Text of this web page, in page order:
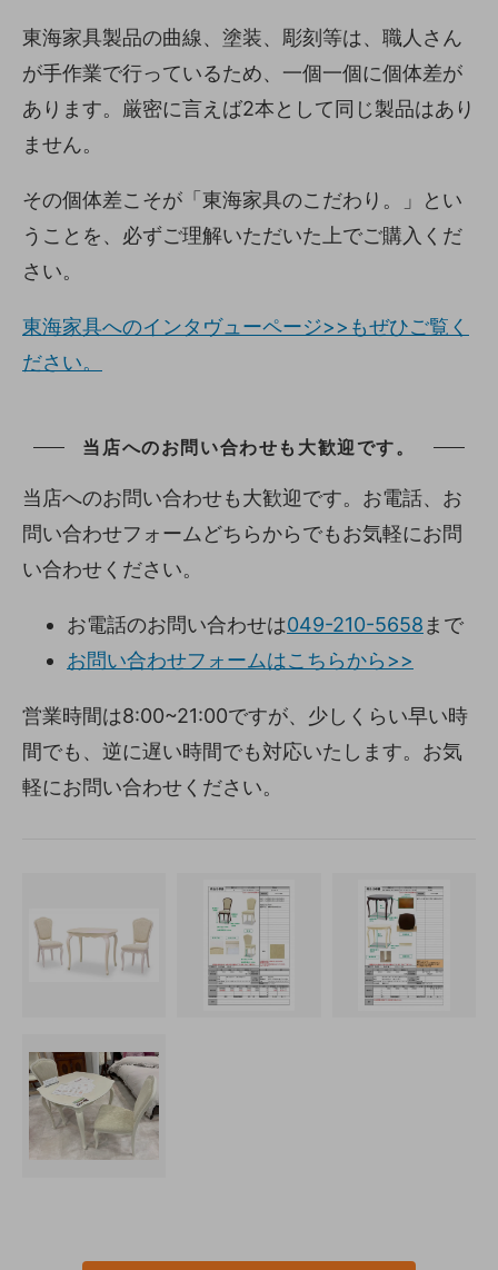
東海家具製品の曲線、塗装、彫刻等は、職人さん
が手作業で行っているため、一個一個に個体差が
あります。厳密に言えば2本として同じ製品はあり
ません。
その個体差こそが「東海家具のこだわり。」とい
うことを、必ずご理解いただいた上でご購入くだ
さい。
東海家具へのインタヴューページ>>もぜひご覧く
ださい。
当店へのお問い合わせも大歓迎です。
当店へのお問い合わせも大歓迎です。お電話、お
問い合わせフォームどちらからでもお気軽にお問
い合わせください。
お電話のお問い合わせは049-210-5658まで
お問い合わせフォームはこちらから>>
営業時間は8:00~21:00ですが、少しくらい早い時
間でも、逆に遅い時間でも対応いたします。お気
軽にお問い合わせください。